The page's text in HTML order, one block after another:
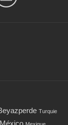
Turquie